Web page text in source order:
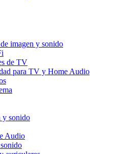
imagen y sonido
de TV
para TV y Home Audio
y sonido
Audio